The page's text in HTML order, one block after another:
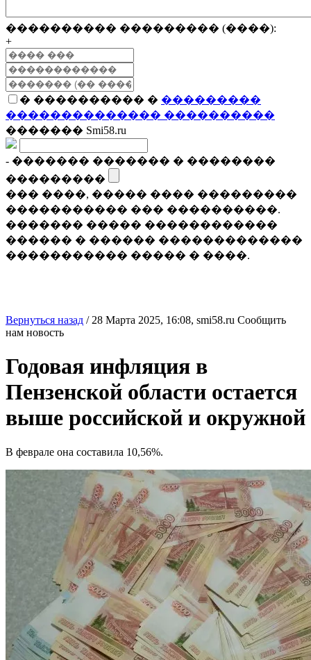
���������� ��������� (����):
+
� ���������� � ���������
�������������� ����������
������� Smi58.ru
- ������� ������� � ��������
���������
��� ����, ����� ���� ���������
����������� ��� ����������.
������� ����� ������������
������ � ������ �������������
����������� ����� � ����.
Вернуться назад / 28 Марта 2025, 16:08, smi58.ru Сообщить
нам новость
Годовая инфляция в
Пензенской области остается
выше российской и окружной
В феврале она составила 10,56%.